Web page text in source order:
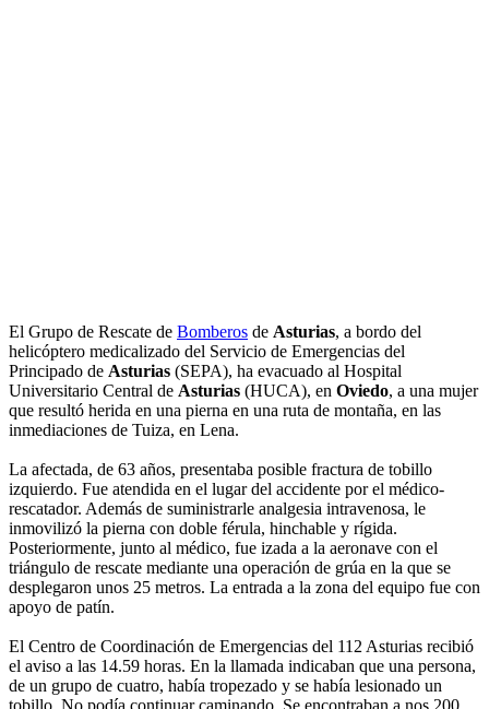
El Grupo de Rescate de Bomberos de Asturias, a bordo del
helicóptero medicalizado del Servicio de Emergencias del
Principado de Asturias (SEPA), ha evacuado al Hospital
Universitario Central de Asturias (HUCA), en Oviedo, a una mujer
que resultó herida en una pierna en una ruta de montaña, en las
inmediaciones de Tuiza, en Lena.
La afectada, de 63 años, presentaba posible fractura de tobillo
izquierdo. Fue atendida en el lugar del accidente por el médico-
rescatador. Además de suministrarle analgesia intravenosa, le
inmovilizó la pierna con doble férula, hinchable y rígida.
Posteriormente, junto al médico, fue izada a la aeronave con el
triángulo de rescate mediante una operación de grúa en la que se
desplegaron unos 25 metros. La entrada a la zona del equipo fue con
apoyo de patín.
El Centro de Coordinación de Emergencias del 112 Asturias recibió
el aviso a las 14.59 horas. En la llamada indicaban que una persona,
de un grupo de cuatro, había tropezado y se había lesionado un
tobillo. No podía continuar caminando. Se encontraban a nos 200